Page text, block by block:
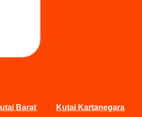
Barat Kutai Kartanegara